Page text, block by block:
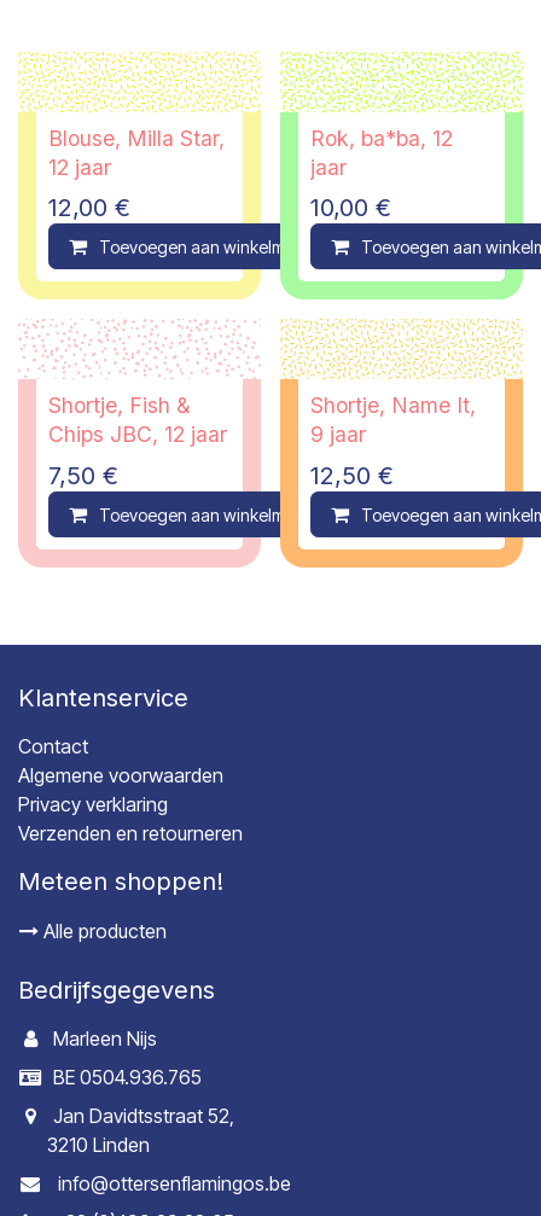
Blouse, Milla Star,
12 jaar
12,00 €
Toevoegen aan winkelmandje Compare
Rok, ba*ba, 12
jaar
10,00 €
Toevoegen aan
Shortje, Fish &
Chips JBC, 12 jaar
7,50 €
Toevoegen aan winkelmandje Compare
Shortje, Name It,
9 jaar
12,50 €
Toevoegen aan
Klantenservice
Contact
Algemene voorwaarden
Privacy verklaring
Verzenden en retourneren
Meteen shoppen!
Alle producten
Bedrijfsgegevens
Marleen Nijs
BE 0504.936.765
Jan Davidtsstraat 52,
3210 Linden
info@ottersenflamingos.be